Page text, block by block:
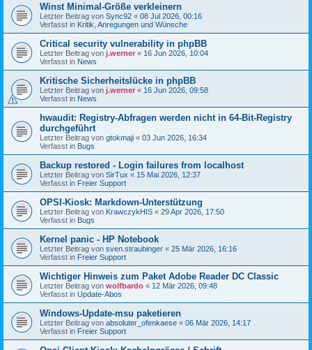
Winst Minimal-Größe verkleinern
Letzter Beitrag von Sync92 « 08 Jul 2026, 00:16
Verfasst in Kritik, Anregungen und Wünsche
Critical security vulnerability in phpBB
Letzter Beitrag von j.werner « 16 Jun 2026, 10:04
Verfasst in News
Kritische Sicherheitslücke in phpBB
Letzter Beitrag von j.werner « 16 Jun 2026, 09:58
Verfasst in News
hwaudit: Registry-Abfragen werden nicht in 64-Bit-Registry
durchgeführt
Letzter Beitrag von gtokmaji « 03 Jun 2026, 16:34
Verfasst in Bugs
Backup restored - Login failures from localhost
Letzter Beitrag von SirTux « 15 Mai 2026, 12:37
Verfasst in Freier Support
OPSI-Kiosk: Markdown-Unterstützung
Letzter Beitrag von KrawczykHIS « 29 Apr 2026, 17:50
Verfasst in Bugs
Kernel panic - HP Notebook
Letzter Beitrag von sven.straubinger « 25 Mär 2026, 16:16
Verfasst in Freier Support
Wichtiger Hinweis zum Paket Adobe Reader DC Classic
Letzter Beitrag von wolfbardo « 12 Mär 2026, 09:48
Verfasst in Update-Abos
Windows-Update-msu paketieren
Letzter Beitrag von absoluter_ofenkaese « 06 Mär 2026, 14:17
Verfasst in Freier Support